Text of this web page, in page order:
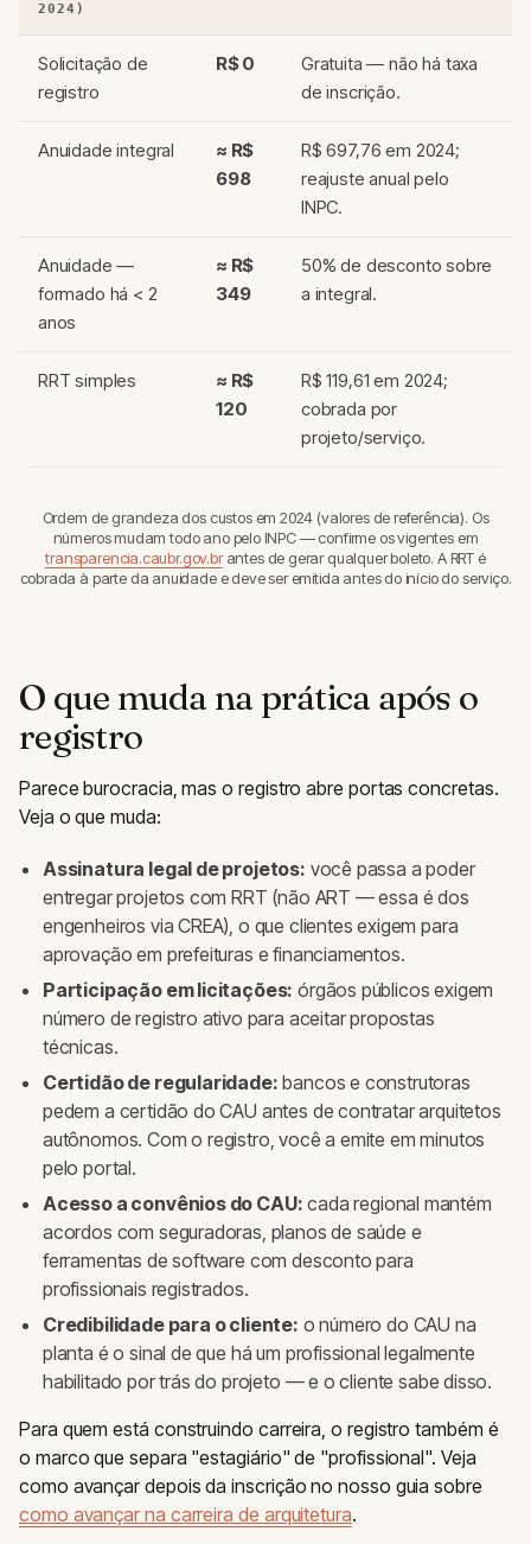
2024)
Solicitação de
registro
R$ 0
Gratuita — não há taxa
de inscrição.
Anuidade integral
≈ R$
698
R$ 697,76 em 2024;
reajuste anual pelo
INPC.
Anuidade —
formado há < 2
anos
≈ R$
349
50% de desconto sobre
a integral.
RRT simples
≈ R$
120
R$ 119,61 em 2024;
cobrada por
projeto/serviço.
Ordem de grandeza dos custos em 2024 (valores de referência). Os
números mudam todo ano pelo INPC — confirme os vigentes em
transparencia.caubr.gov.brantes de gerar qualquer boleto. A RRT é
cobrada à parte da anuidade e deve ser emitida antes do início do serviço.
O que muda na prática após o
registro
Parece burocracia, mas o registro abre portas concretas.
Veja o que muda:
Assinatura legal de projetos: você passa a poder
entregar projetos com RRT (não ART — essa é dos
engenheiros via CREA), o que clientes exigem para
aprovação em prefeituras e financiamentos.
Participação em licitações: órgãos públicos exigem
número de registro ativo para aceitar propostas
técnicas.
Certidão de regularidade: bancos e construtoras
pedem a certidão do CAU antes de contratar arquitetos
autônomos. Com o registro, você a emite em minutos
pelo portal.
Acesso a convênios do CAU: cada regional mantém
acordos com seguradoras, planos de saúde e
ferramentas de software com desconto para
profissionais registrados.
Credibilidade para o cliente: o número do CAU na
planta é o sinal de que há um profissional legalmente
habilitado por trás do projeto — e o cliente sabe disso.
Para quem está construindo carreira, o registro também é
o marco que separa "estagiário" de "profissional". Veja
como avançar depois da inscrição no nosso guia sobre
como avançar na carreira de arquitetura.